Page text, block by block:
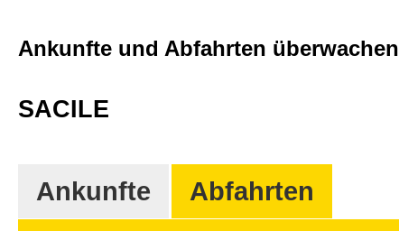
Ankunfte und Abfahrten überwachen
SACILE
Ankunfte Abfahrten